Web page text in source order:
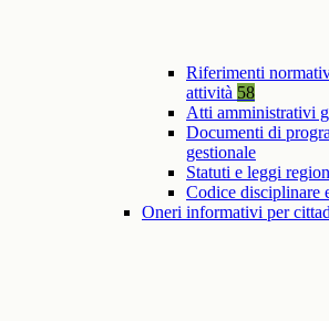
Riferimenti
attività 58
Atti amministrativi
Documenti di
gestionale
Statuti e leggi
Codice disciplinare
Oneri informativi per